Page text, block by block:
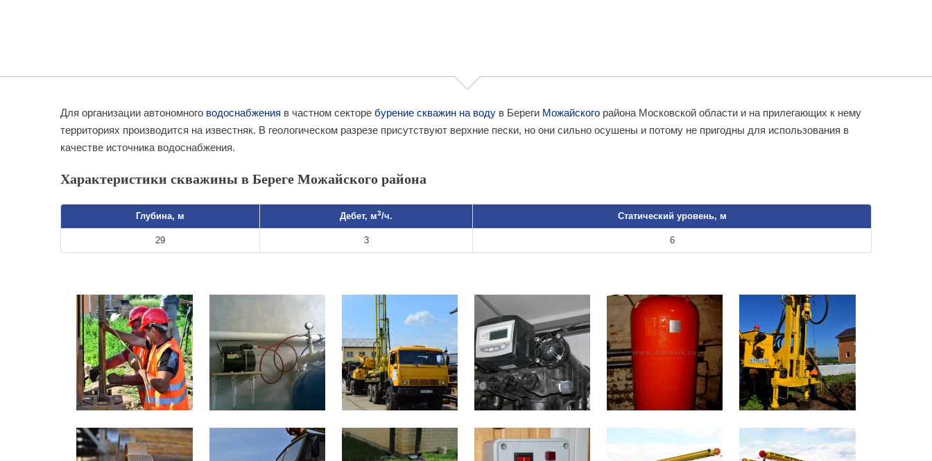
Для организации автономного водоснабжения в частном секторе бурение скважин на воду в Береги Можайского района Московской области и на прилегающих к нему
территориях производится на известняк. В геологическом разрезе присутствуют верхние пески, но они сильно осушены и потому не пригодны для использования в
качестве источника водоснабжения.
Характеристики скважины в Береге Можайского района
Глубина, м Дебет, м3/ч. Статический уровень, м
29 3 6